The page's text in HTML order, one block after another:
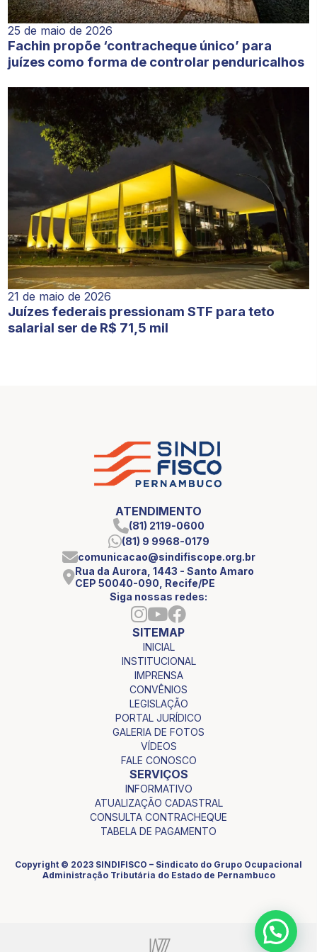
25 de maio de 2026
Fachin propõe ‘contracheque único’ para
juízes como forma de controlar penduricalhos
21 de maio de 2026
Juízes federais pressionam STF para teto
salarial ser de R$ 71,5 mil
ATENDIMENTO
(81) 2119-0600
(81) 9 9968-0179
comunicacao@sindifiscope.org.br
Rua da Aurora, 1443 - Santo Amaro
CEP 50040-090, Recife/PE
Siga nossas redes:
SITEMAP
INICIAL
INSTITUCIONAL
IMPRENSA
CONVÊNIOS
LEGISLAÇÃO
PORTAL JURÍDICO
GALERIA DE FOTOS
VÍDEOS
FALE CONOSCO
SERVIÇOS
INFORMATIVO
ATUALIZAÇÃO CADASTRAL
CONSULTA CONTRACHEQUE
TABELA DE PAGAMENTO
Copyright © 2023 SINDIFISCO – Sindicato do Grupo Ocupacional
Administração Tributária do Estado de Pernambuco